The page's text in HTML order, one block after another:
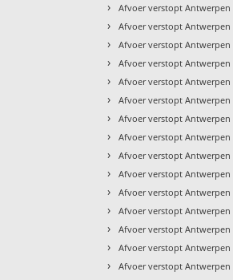
› Afvoer verstopt
› Afvoer verstopt
› Afvoer verstopt Antwerpen
› Afvoer verstopt Antwerpen
› Afvoer verstopt Antwerpen
› Afvoer verstopt Antwerpen
› Afvoer verstopt Antwerpen
› Afvoer verstopt Antwerpen
› Afvoer verstopt Antwerpen
› Afvoer verstopt
› Afvoer verstopt Antwerpen
› Afvoer verstopt Antwerpen
› Afvoer verstopt
› Afvoer verstopt Antwerpen
› Afvoer verstopt Antwerpen